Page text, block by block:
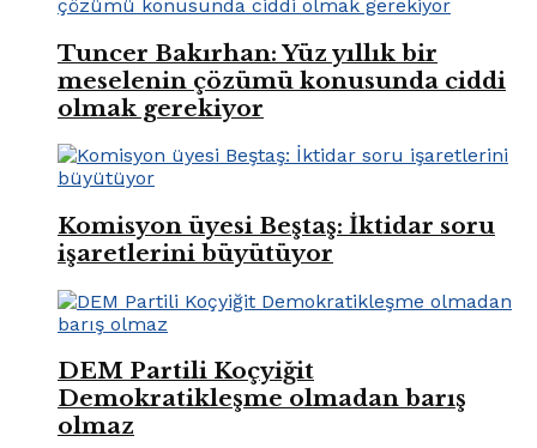
Tuncer Bakırhan: Yüz yıllık bir
meselenin çözümü konusunda ciddi
olmak gerekiyor
Komisyon üyesi Beştaş: İktidar soru
işaretlerini büyütüyor
DEM Partili Koçyiğit
Demokratikleşme olmadan barış
olmaz